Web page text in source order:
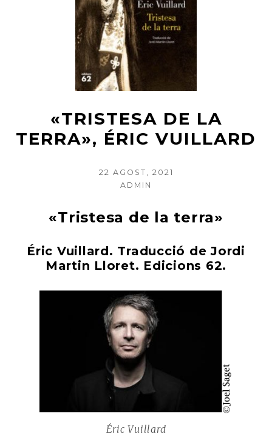
«TRISTESA DE LA
TERRA», ÉRIC VUILLARD
POSTED
22 AGOST, 2021
AUTHOR
ADMIN
«Tristesa de la terra»
Éric Vuillard. Traducció de Jordi
Martin Lloret. Edicions 62.
Éric Vuillard